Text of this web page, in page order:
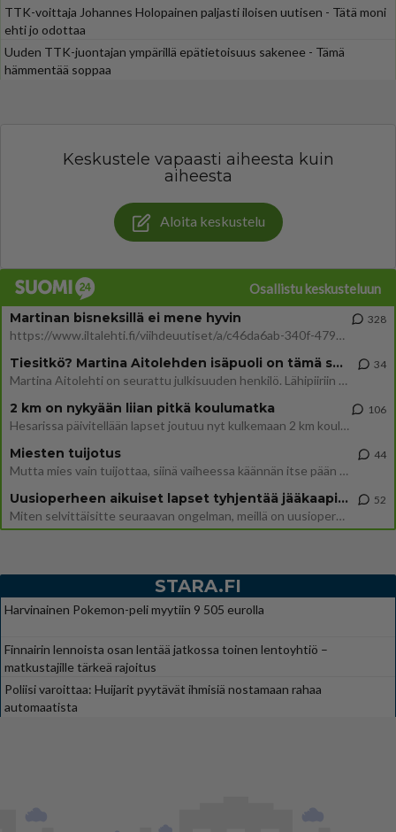
TTK-voittaja Johannes Holopainen paljasti iloisen uutisen - Tätä moni
ehti jo odottaa
Uuden TTK-juontajan ympärillä epätietoisuus sakenee - Tämä
hämmentää soppaa
Keskustele vapaasti aiheesta kuin
aiheesta
Aloita keskustelu
Osallistu keskusteluun
Martinan bisneksillä ei mene hyvin
https://www.iltalehti.fi/viihdeuutiset/a/c46da6ab-340f-4790-aaa7-0865eed2336 Yrityksen konkurssihakemus on tullut kärä
328
Tiesitkö? Martina Aitolehden isäpuoli on tämä suosittu laulaja
Martina Aitolehti on seurattu julkisuuden henkilö. Lähipiiriin mahtuu muitakin tunnettuja henkilöitä. Tiesitkö, että Ma
34
2 km on nykyään liian pitkä koulumatka
Hesarissa päivitellään lapset joutuu nyt kulkemaan 2 km kouluun jösses. Ruostefillarilla tuo matka menee vaikka miten äk
106
Miesten tuijotus
Mutta mies vain tuijottaa, siinä vaiheessa käännän itse pään pois. Mikä juttu? Yleensä jos joku tuijottaa tai katsoo, hä
44
Uusioperheen aikuiset lapset tyhjentää jääkaapin käydessään
Miten selvittäisitte seuraavan ongelman, meillä on uusioperhe, minulla teini-ikäiset lapset ja puolisolla aikuiset, jotk
52
STARA.FI
Harvinainen Pokemon-peli myytiin 9 505 eurolla
Finnairin lennoista osan lentää jatkossa toinen lentoyhtiö –
matkustajille tärkeä rajoitus
Poliisi varoittaa: Huijarit pyytävät ihmisiä nostamaan rahaa
automaatista